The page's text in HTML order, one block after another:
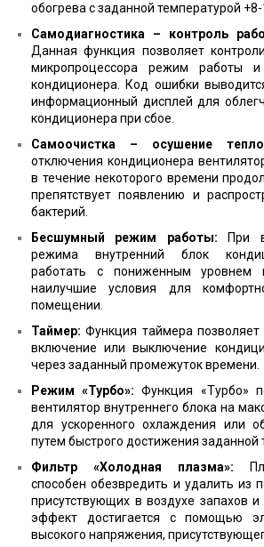
обогрева с заданной температурой +8-
Самодиагностика – контроль
Данная функция позволяет
микропроцессора режим работы и
кондиционера. Код ошибки
информационный дисплей для
кондиционера при сбое.
Самоочистка – осушение
отключения кондиционера
в течение некоторого времени
препятствует появлению и
бактерий.
Бесшумный режим работы: При
режима внутренний блок
работать с пониженным уровнем
наилучшие условия для
помещении.
Таймер: Функция таймера позволяет
включение или выключение
через заданный промежуток времени.
Режим «Турбо»: Функция «Турбо»
вентилятор внутреннего блока на
для ускоренного охлаждения или
путем быстрого достижения заданной
Фильтр «Холодная плазма»:
способен обезвредить и удалить из
присутствующих в воздухе запахов
эффект достигается с помощью
высокого напряжения,